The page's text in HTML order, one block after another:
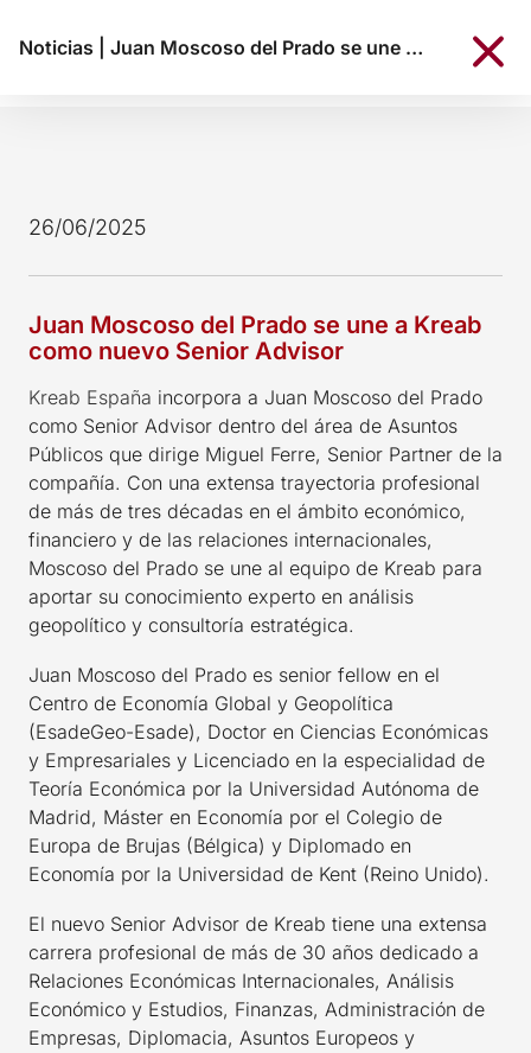
Noticias Juan Moscoso del Prado se une a Kreab como nuevo Senior Advisor
26/06/2025
Juan Moscoso del Prado se une a Kreab
como nuevo Senior Advisor
Kreab España incorpora a Juan Moscoso del Prado
como Senior Advisor dentro del área de Asuntos
Públicos que dirige Miguel Ferre, Senior Partner de la
compañía. Con una extensa trayectoria profesional
de más de tres décadas en el ámbito económico,
financiero y de las relaciones internacionales,
Moscoso del Prado se une al equipo de Kreab para
aportar su conocimiento experto en análisis
geopolítico y consultoría estratégica.
Juan Moscoso del Prado es senior fellow en el
Centro de Economía Global y Geopolítica
(EsadeGeo-Esade), Doctor en Ciencias Económicas
y Empresariales y Licenciado en la especialidad de
Teoría Económica por la Universidad Autónoma de
Madrid, Máster en Economía por el Colegio de
Europa de Brujas (Bélgica) y Diplomado en
Economía por la Universidad de Kent (Reino Unido).
El nuevo Senior Advisor de Kreab tiene una extensa
carrera profesional de más de 30 años dedicado a
Relaciones Económicas Internacionales, Análisis
Económico y Estudios, Finanzas, Administración de
Empresas, Diplomacia, Asuntos Europeos y